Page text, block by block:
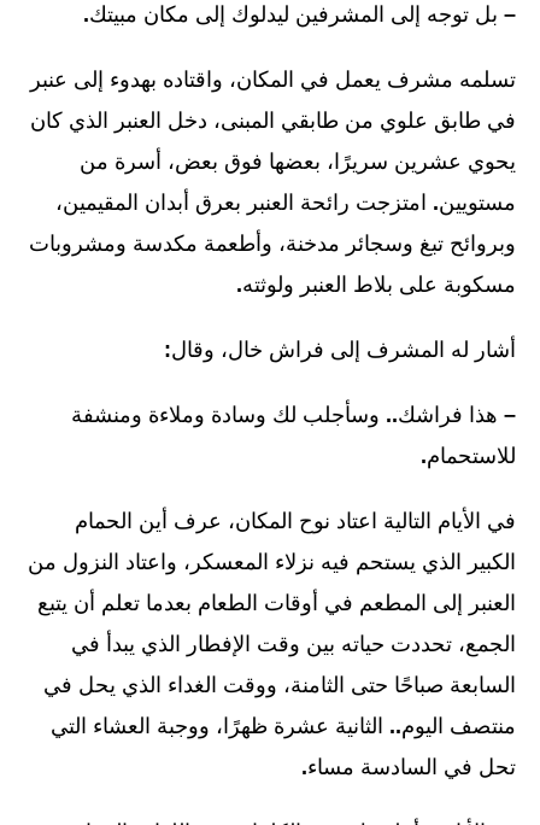
– بل توجه إلى المشرفين ليدلوك إلى مكان مبيتك.
تسلمه مشرف يعمل في المكان، واقتاده بهدوء إلى عنبر
في طابق علوي من طابقي المبنى، دخل العنبر الذي كان
يحوي عشرين سريرًا، بعضها فوق بعض، أسرة من
مستويين. امتزجت رائحة العنبر بعرق أبدان المقيمين،
وبروائح تبغ وسجائر مدخنة، وأطعمة مكدسة ومشروبات
مسكوبة على بلاط العنبر ولوثته.
أشار له المشرف إلى فراش خال، وقال:
– هذا فراشك.. وسأجلب لك وسادة وملاءة ومنشفة
للاستحمام.
في الأيام التالية اعتاد نوح المكان، عرف أين الحمام
الكبير الذي يستحم فيه نزلاء المعسكر، واعتاد النزول من
العنبر إلى المطعم في أوقات الطعام بعدما تعلم أن يتبع
الجمع، تحددت حياته بين وقت الإفطار الذي يبدأ في
السابعة صباحًا حتى الثامنة، ووقت الغداء الذي يحل في
منتصف اليوم.. الثانية عشرة ظهرًا، ووجبة العشاء التي
تحل في السادسة مساء.